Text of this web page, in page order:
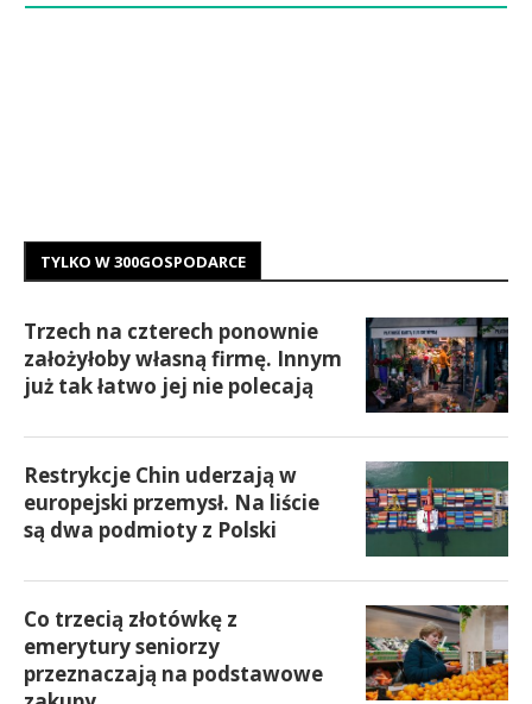
TYLKO W 300GOSPODARCE
Trzech na czterech ponownie
założyłoby własną firmę. Innym
już tak łatwo jej nie polecają
Restrykcje Chin uderzają w
europejski przemysł. Na liście
są dwa podmioty z Polski
Co trzecią złotówkę z
emerytury seniorzy
przeznaczają na podstawowe